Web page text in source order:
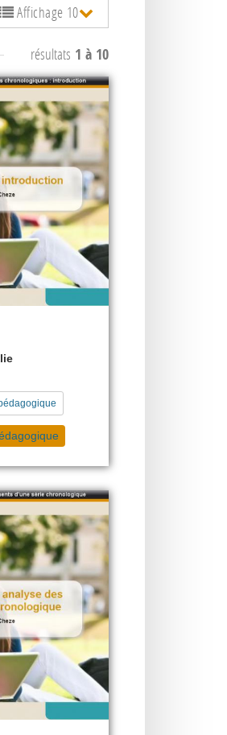
Affichage 10
résultats 1 à 10